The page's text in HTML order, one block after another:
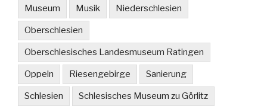
Museum Musik Niederschlesien
Oberschlesien
Oberschlesisches Landesmuseum Ratingen
Oppeln Riesengebirge Sanierung
Schlesien Schlesisches Museum zu Görlitz